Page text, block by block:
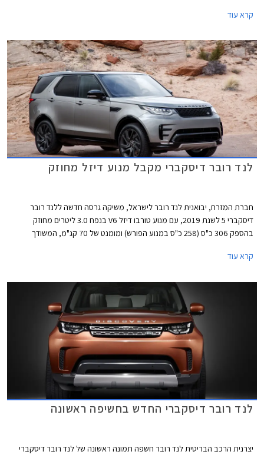
קרא עוד
לנד רובר דיסקברי מקבל מנוע דיזל מחוזק
חברת המזרח, יבואנית לנד רובר לישראל, משיקה גרסה חדשה ללנד רובר
דיסקברי 5 לשנת 2019, עם מנוע טורבו דיזל V6 בנפח 3.0 ליטרים מחוזק
בהספק 306 כ"ס (258 כ"ס במנוע הפורש) ומומנט של 70 קג"מ, המשודך
קרא עוד
לנד רובר דיסקברי החדש בחשיפה ראשונה
יצרנית הרכב הבריטית לנד רובר חשפה תמונה ראשונה של לנד רובר דיסקברי